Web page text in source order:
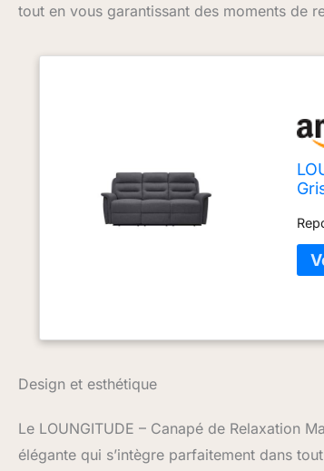
tout en vous garantissant des moments de
Design et esthétique
Le LOUNGITUDE – Canapé de Relaxation
élégante qui s’intègre parfaitement dans